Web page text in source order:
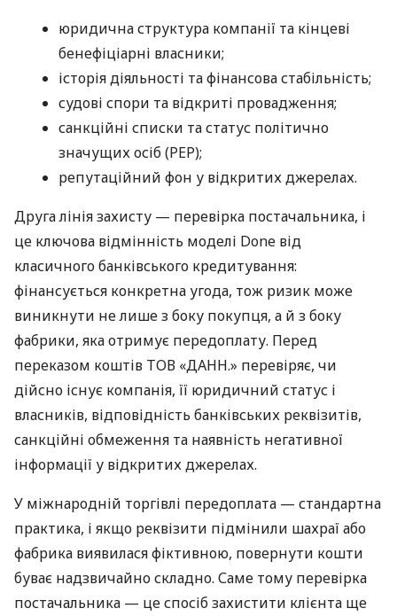
юридична структура компанії та кінцеві
бенефіціарні власники;
історія діяльності та фінансова стабільність;
судові спори та відкриті провадження;
санкційні списки та статус політично
значущих осіб (PEP);
репутаційний фон у відкритих джерелах.
Друга лінія захисту — перевірка постачальника, і
це ключова відмінність моделі Done від
класичного банківського кредитування:
фінансується конкретна угода, тож ризик може
виникнути не лише з боку покупця, а й з боку
фабрики, яка отримує передоплату. Перед
переказом коштів ТОВ «ДАНН.» перевіряє, чи
дійсно існує компанія, її юридичний статус і
власників, відповідність банківських реквізитів,
санкційні обмеження та наявність негативної
інформації у відкритих джерелах.
У міжнародній торгівлі передоплата — стандартна
практика, і якщо реквізити підмінили шахраї або
фабрика виявилася фіктивною, повернути кошти
буває надзвичайно складно. Саме тому перевірка
постачальника — це спосіб захистити клієнта ще